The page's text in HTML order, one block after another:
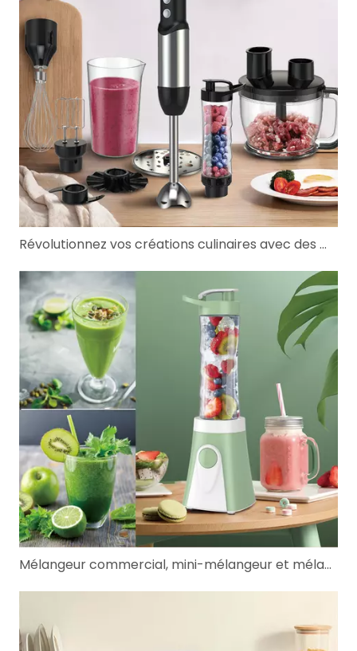
Révolutionnez vos créations culinaires avec des mélangeurs commerciaux et des solutions de mini-mélangeurs
Mélangeur commercial, mini-mélangeur et mélangeur à main KitchenAid